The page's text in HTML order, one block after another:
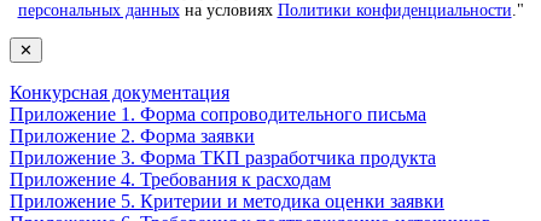
персональных данныхна условиях Политики конфиденциальности ."
✕
Конкурсная документация
Приложение 1. Форма сопроводительного письма
Приложение 2. Форма заявки
Приложение 3. Форма ТКП разработчика продукта
Приложение 4. Требования к расходам
Приложение 5. Критерии и методика оценки заявки